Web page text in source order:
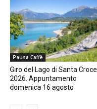
Pausa Caffè
Giro del Lago di Santa Croce
2026. Appuntamento
domenica 16 agosto